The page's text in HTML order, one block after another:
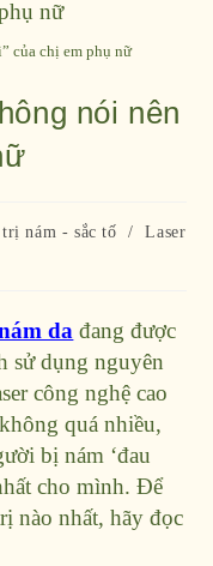
của chị em phụ nữ
nói nên
nám - sắc tố /
Laser
da đang được
sử dụng nguyên
công nghệ cao
quá nhiều,
bị nám ‘đau
cho mình. Để
nào nhất, hãy đọc